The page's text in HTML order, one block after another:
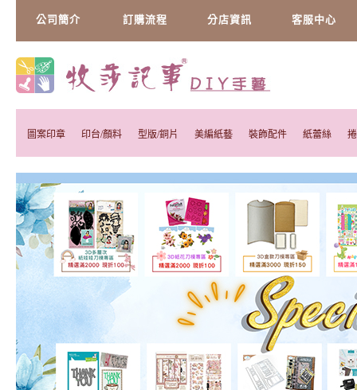
公司簡介 訂購流程 分店資訊 客服中心
圖案印章 印台/顏料 型版/銅片 美編紙藝 裝飾配件 紙蕾絲